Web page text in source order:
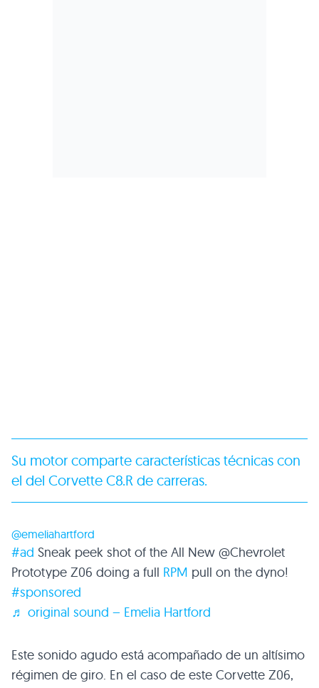
Su motor comparte características técnicas con
el del Corvette C8.R de carreras.
@emeliahartford
#ad Sneak peek shot of the All New @Chevrolet
Prototype Z06 doing a full RPM pull on the dyno!
#sponsored
♬ original sound – Emelia Hartford
Este sonido agudo está acompañado de un altísimo
régimen de giro. En el caso de este Corvette Z06,